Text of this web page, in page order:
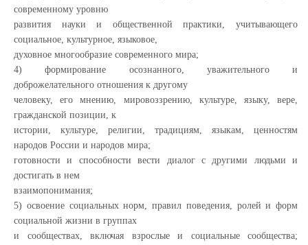
современному уровню
развития науки и общественной практики, учитывающего
социальное, культурное, языковое,
духовное многообразие современного мира;
4) формирование осознанного, уважительного и
доброжелательного отношения к другому
человеку, его мнению, мировоззрению, культуре, языку, вере,
гражданской позиции, к
истории, культуре, религии, традициям, языкам, ценностям
народов России и народов мира;
готовности и способности вести диалог с другими людьми и
достигать в нем
взаимопонимания;
5) освоение социальных норм, правил поведения, ролей и форм
социальной жизни в группах
и сообществах, включая взрослые и социальные сообщества;